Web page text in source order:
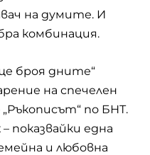
на думите. И
комбинация.
броя дните“
на спечелен
по БНТ.
показвайки една
и любовна